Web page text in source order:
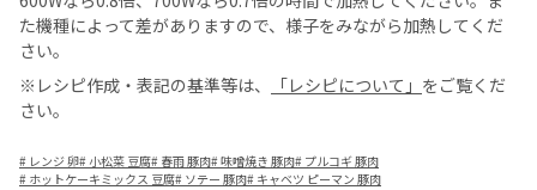
た機種によって差がありますので、様子をみながら加熱してくだ
さい。
※レシピ作成・表記の基準等は、
「レシピについて」 をご覧くだ
さい。
# レンジ 卵# 小松菜 豆腐# 春雨 豚肉#味噌焼き 豚肉# プルコギ 豚肉
# ホットケーキミックス 豆腐# ソテー 豚肉# キャベツ ピーマン 豚肉